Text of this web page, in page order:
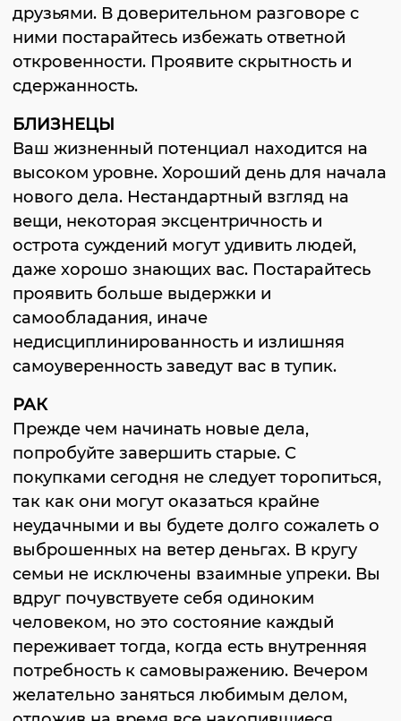
друзьями. В доверительном разговоре с
ними постарайтесь избежать ответной
откровенности. Проявите скрытность и
сдержанность.
БЛИЗНЕЦЫ
Ваш жизненный потенциал находится на
высоком уровне. Хороший день для начала
нового дела. Нестандартный взгляд на
вещи, некоторая эксцентричность и
острота суждений могут удивить людей,
даже хорошо знающих вас. Постарайтесь
проявить больше выдержки и
самообладания, иначе
недисциплинированность и излишняя
самоуверенность заведут вас в тупик.
РАК
Прежде чем начинать новые дела,
попробуйте завершить старые. С
покупками сегодня не следует торопиться,
так как они могут оказаться крайне
неудачными и вы будете долго сожалеть о
выброшенных на ветер деньгах. В кругу
семьи не исключены взаимные упреки. Вы
вдруг почувствуете себя одиноким
человеком, но это состояние каждый
переживает тогда, когда есть внутренняя
потребность к самовыражению. Вечером
желательно заняться любимым делом,